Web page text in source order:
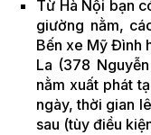
Từ Hà Nội bạn
giường nằm,
Bến xe Mỹ Đình
La (378
nằm xuất phát
ngày, thời gian
sau (tùy điều